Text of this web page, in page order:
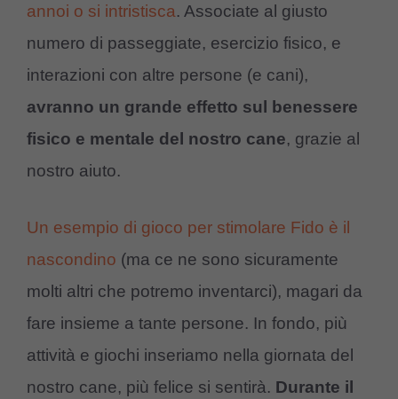
annoi o si intristisca. Associate al giusto
numero di passeggiate, esercizio fisico, e
interazioni con altre persone (e cani),
avranno un grande effetto sul benessere
fisico e mentale del nostro cane, grazie al
nostro aiuto.
Un esempio di gioco per stimolare Fido è il
nascondino (ma ce ne sono sicuramente
molti altri che potremo inventarci), magari da
fare insieme a tante persone. In fondo, più
attività e giochi inseriamo nella giornata del
nostro cane, più felice si sentirà. Durante il